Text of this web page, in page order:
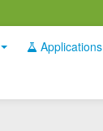
Applications